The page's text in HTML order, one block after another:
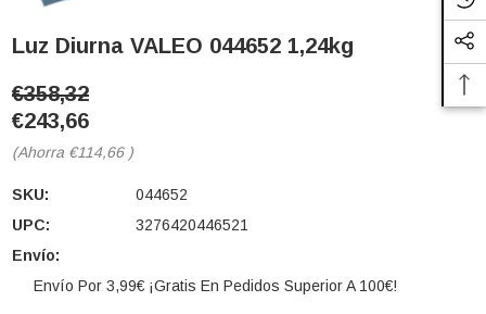
Luz Diurna VALEO 044652 1,24kg
€358,32
€243,66
(Ahorra €114,66 )
SKU:
044652
UPC:
3276420446521
Envío:
Envío Por 3,99€ ¡Gratis En Pedidos Superior A 100€!